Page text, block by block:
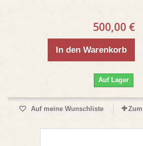
500,00 €
In den Warenkorb
Auf Lager
Auf meine Wunschliste